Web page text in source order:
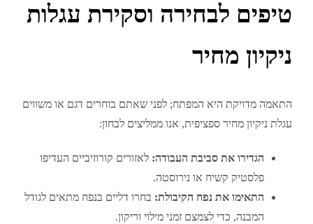
טיפים לבחירה וסקירת עגלות
ניקיון מחיר
התאמה מדויקת היא המפתח; לפני שאתם בוחרים דגם או משווים
עגלת ניקיון מחיר ספציפית, אנו ממליצים לבחון:
הגדירו את סביבת העבודה: לאזורים קורוזיביים העדיפו
פלסטיק קשיח או נירוסטה.
התאימו את נפח הקיבולת: בחרו דליים בנפח מתאים לגודל
המבנה, כדי לצמצם זמני מילוי וריקון.